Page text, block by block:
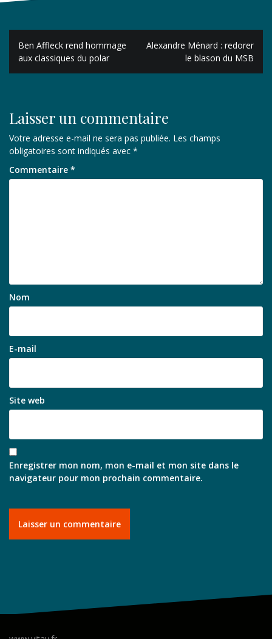
Navigation
de
l’article
Ben Affleck rend hommage
aux classiques du polar
Alexandre Ménard : redorer
le blason du MSB
Laisser un commentaire
Votre adresse e-mail ne sera pas publiée. Les champs
obligatoires sont indiqués avec *
Commentaire *
Nom
E-mail
Site web
Enregistrer mon nom, mon e-mail et mon site dans le
navigateur pour mon prochain commentaire.